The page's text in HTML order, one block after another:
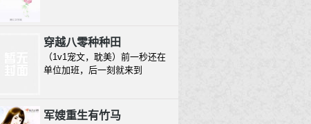
穿越八零种种田
（1v1宠文，耽美）前一秒还在
单位加班，后一刻就来到
军嫂重生有竹马